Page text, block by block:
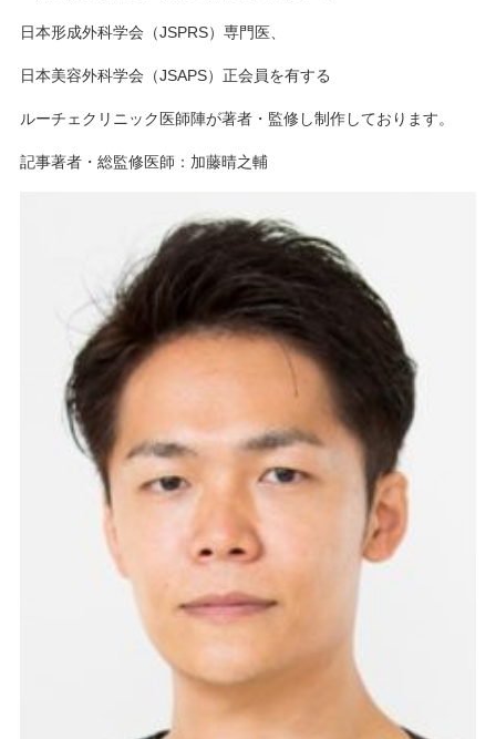
日本形成外科学会（JSPRS）専門医、
日本美容外科学会（JSAPS）正会員を有する
ルーチェクリニック医師陣が著者・監修し制作しております。
記事著者・総監修医師：加藤晴之輔